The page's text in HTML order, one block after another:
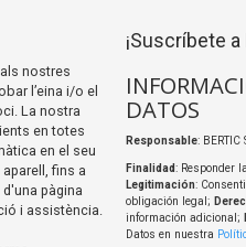
nostres
l’eina i/o el
La nostra
en totes
en el seu
fins a
pàgina
i assistència.
¡Suscríbete
DATOS
Responsable: BERTIC
Finalidad: Responder
Legitimación:
obligación legal;
información adicional;
Datos en nuestra